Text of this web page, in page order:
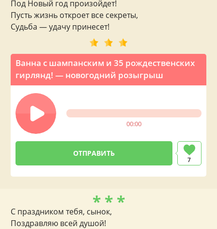
Ванна с шампанским и 35 рождественских
гирлянд! — новогодний розыгрыш
00:00
7
Под Новый год произойдет!
Пусть жизнь откроет все секреты,
Судьба — удачу принесет!
* * *
С праздником тебя, сынок,
Поздравляю всей душой!